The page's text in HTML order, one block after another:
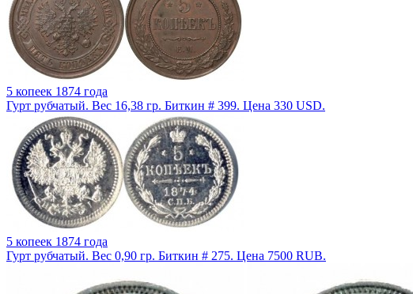
5 копеек 1874 года
Гурт рубчатый. Вес 16,38 гр. Биткин # 399. Цена 330 USD.
5 копеек 1874 года
Гурт рубчатый. Вес 0,90 гр. Биткин # 275. Цена 7500 RUB.